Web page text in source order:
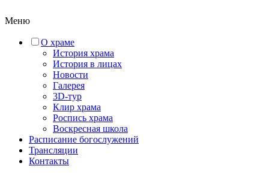
Меню
О храме
История храма
История в лицах
Новости
Галерея
3D-тур
Клир храма
Роспись храма
Воскресная школа
Расписание богослужений
Трансляции
Контакты